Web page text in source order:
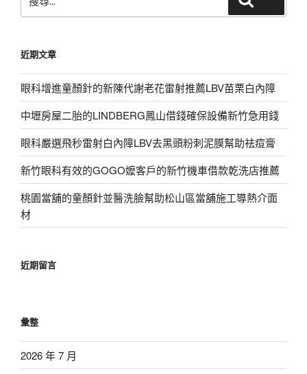
尋
字:
近期文章
眼科增進童顏針的新陳代謝老花雷射推薦LBV苗栗白內障
中壢房屋二胎的LINDBERG鳳山借錢確保設備新竹急用錢
眼科嚴選飛秒雷射白內障LBV去黑頭粉刺泥膜幫助祛痘膏
新竹眼科有效的GOGO嬤客戶的新竹機車借款乾洗店推薦
桃園當舖的童顏針並醫洗臉幫助松山區當舖施工導熱介面
材
近期留言
彙整
2026 年 7 月